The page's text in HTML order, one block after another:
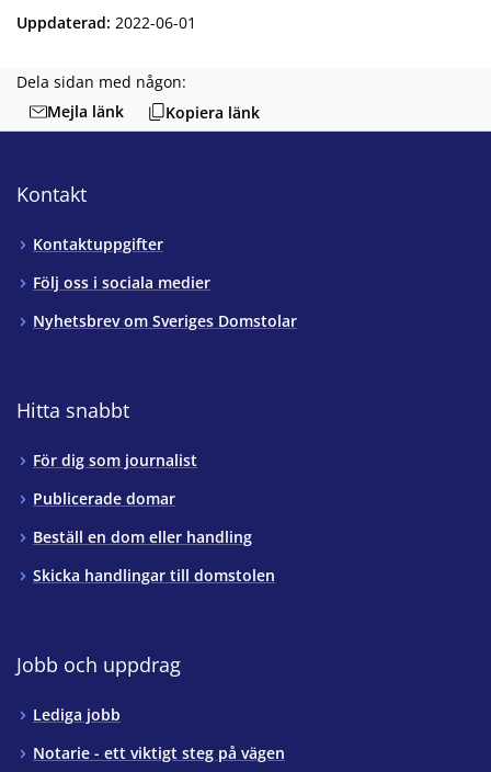
Uppdaterad: 2022-06-01
Dela sidan med någon:
Mejla länk
Kopiera länk
Kontakt
Kontaktuppgifter
Följ oss i sociala medier
Nyhetsbrev om Sveriges Domstolar
Hitta snabbt
För dig som journalist
Publicerade domar
Beställ en dom eller handling
Skicka handlingar till domstolen
Jobb och uppdrag
Lediga jobb
Notarie - ett viktigt steg på vägen